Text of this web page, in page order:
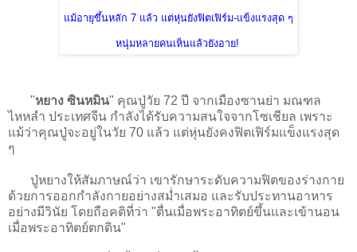
แม้อายุขึ้นหลัก 7 แล้ว แต่หุ่นยังฟิตเฟิร์ม-แข็งแรงสุด ๆ
หนุ่มหลายคนเห็นแล้วยังอาย!
"หยาง ซินหมิน" คุณปู่วัย 72 ปี จากเมืองซานย่า มณฑล
ไหหลำ ประเทศจีน กำลังได้รับความสนใจจากโซเชียล เพราะ
แม้ว่าคุณปู่จะอยู่ในวัย 70 แล้ว แต่หุ่นยังคงฟิตเฟิร์มแข็งแรงสุด
ๆ
ปู่หยางให้สัมภาษณ์ว่า เขารักษาระดับความฟิตของร่างกาย
ด้วยการออกกำลังกายอย่างสม่ำเสมอ และรับประทานอาหาร
อย่างมีวินัย โดยถือคติที่ว่า "ตื่นเมื่อพระอาทิตย์ขึ้นและเข้านอน
เมื่อพระอาทิตย์ตกดิน"